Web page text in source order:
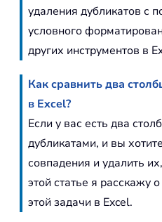
удаления дубликатов с
условного
других инструментов в
Как сравнить два
в Excel?
Если у вас есть два
дубликатами, и вы
совпадения и удалить
этой статье я расскажу
этой задачи в Excel.